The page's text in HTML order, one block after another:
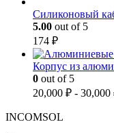
Силиконовый
5.00 out of 5
174 ₽
Корпус из
0 out of 5
20,000 ₽ - 30,000
INCOMSOL